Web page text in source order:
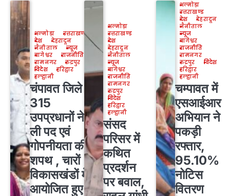
अल्मोड़ा
उत्तराखण्ड
देश
देहरादून
नैनीताल
न्यूज
बागेश्वर
राजनीति
रामनगर
रुद्रपुर
विदेश
हरिद्वार
हल्द्वानी
चंपावत जिले के
315
उपप्रधानों ने
ली पद एवं
गोपनीयता की
शपथ , चारों
विकासखंडों में
आयोजित हुए
अल्मोड़ा
उत्तराखण्ड
देश
देहरादून
नैनीताल
न्यूज
बागेश्वर
राजनीति
रामनगर
रुद्रपुर
विदेश
हरिद्वार
हल्द्वानी
संसद
परिसर में
कथित
प्रदर्शन
पर बवाल,
अल्मोड़ा
उत्तराखण्ड
देश
देहरादून
नैनीताल
न्यूज
बागेश्वर
राजनीति
रामनगर
रुद्रपुर
विदेश
हरिद्वार
हल्द्वानी
चम्पावत में
एसआईआर
अभियान ने
पकड़ी
रफ्तार,
95.10%
नोटिस
वितरण